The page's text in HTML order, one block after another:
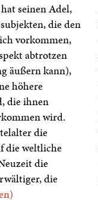
seinen Adel,
die den
vorkommen,
abtrotzen
äußern kann),
höhere
die ihnen
wird.
die
die weltliche
die
die